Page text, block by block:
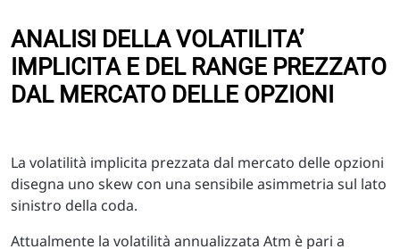
ANALISI DELLA VOLATILITA’
IMPLICITA E DEL RANGE PREZZATO
DAL MERCATO DELLE OPZIONI
La volatilità implicita prezzata dal mercato delle opzioni
disegna uno skew con una sensibile asimmetria sul lato
sinistro della coda.
Attualmente la volatilità annualizzata Atm è pari a